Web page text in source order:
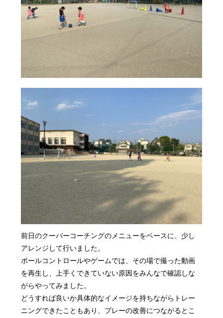
前日のクーバーコーチングのメニューをベースに、少し
アレンジして行いました。
ボールコントロールやゲームでは、その場で撮った動画
を再生し、上手くできていない原因をみんなで確認しな
がらやってみました。
どうすれば良いか具体的なイメージを持ちながらトレー
ニングできたこともあり、プレーの改善につながるとこ